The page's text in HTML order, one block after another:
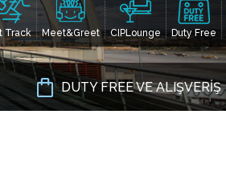
Track Meet&Greet CIPLounge Duty Free
DUTY FREE VE ALIŞVERİŞ